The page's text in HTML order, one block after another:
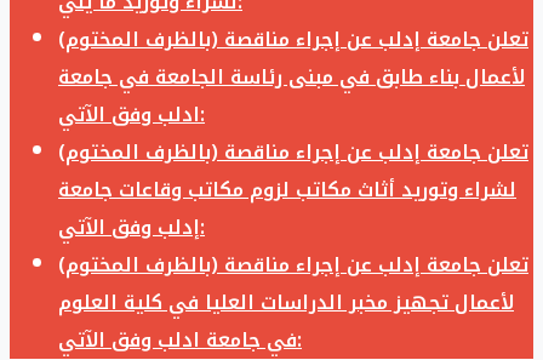
تعلن جامعة إدلب عن إجراء مناقصة (بالظرف المختوم)
لأعمال بناء طابق في مبنى رئاسة الجامعة في جامعة
ادلب وفق الآتي:
تعلن جامعة إدلب عن إجراء مناقصة (بالظرف المختوم)
لشراء وتوريد أثاث مكاتب لزوم مكاتب وقاعات جامعة
إدلب وفق الآتي:
تعلن جامعة إدلب عن إجراء مناقصة (بالظرف المختوم)
لأعمال تجهيز مخبر الدراسات العليا في كلية العلوم
في جامعة ادلب وفق الآتي: